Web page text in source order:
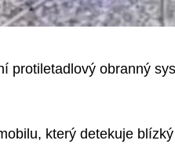
protiletadlový obranný
který detekuje